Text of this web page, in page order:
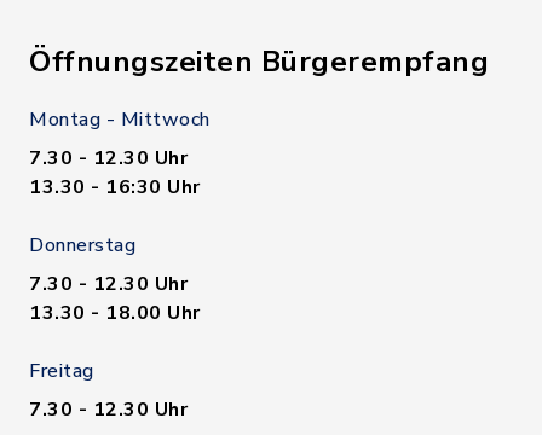
Öffnungszeiten Bürgerempfang
Montag - Mittwoch
7.30 - 12.30 Uhr
13.30 - 16:30 Uhr
Donnerstag
7.30 - 12.30 Uhr
13.30 - 18.00 Uhr
Freitag
7.30 - 12.30 Uhr